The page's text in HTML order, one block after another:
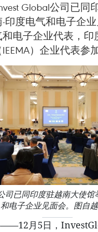
Global公司已同
印度电气和电子企
电子企业代表，印
）企业代表参加
司已同印度驻越南大使
和电子企业见面会。图自
——12月5日，